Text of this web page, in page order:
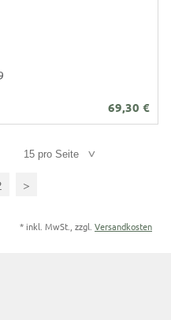
69,30 €
15 pro Seite
>
* inkl. MwSt., zzgl. Versandkosten